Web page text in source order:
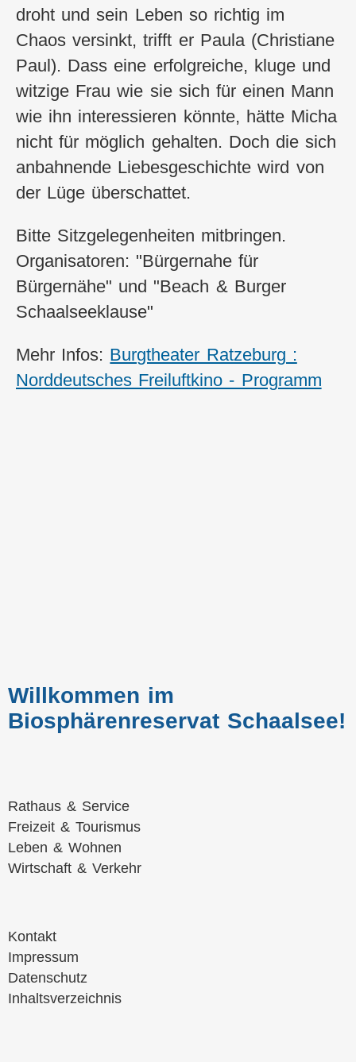
droht und sein Leben so richtig im
Chaos versinkt, trifft er Paula (Christiane
Paul). Dass eine erfolgreiche, kluge und
witzige Frau wie sie sich für einen Mann
wie ihn interessieren könnte, hätte Micha
nicht für möglich gehalten. Doch die sich
anbahnende Liebesgeschichte wird von
der Lüge überschattet.
Bitte Sitzgelegenheiten mitbringen.
Organisatoren: "Bürgernahe für
Bürgernähe" und "Beach & Burger
Schaalseeklause"
Mehr Infos: Burgtheater Ratzeburg :
Norddeutsches Freiluftkino - Programm
Willkommen im
Biosphärenreservat Schaalsee!
Navigation
überspringen
Rathaus & Service
Freizeit & Tourismus
Leben & Wohnen
Wirtschaft & Verkehr
Navigation
überspringen
Kontakt
Impressum
Datenschutz
Inhaltsverzeichnis